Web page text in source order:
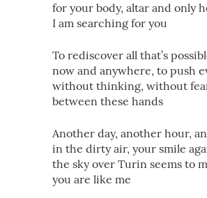
for your body, altar and only
I am searching for you
To rediscover all that’s
now and anywhere, to push
without thinking, without
between these hands
Another day, another hour,
in the dirty air, your smile
the sky over Turin seems to
you are like me